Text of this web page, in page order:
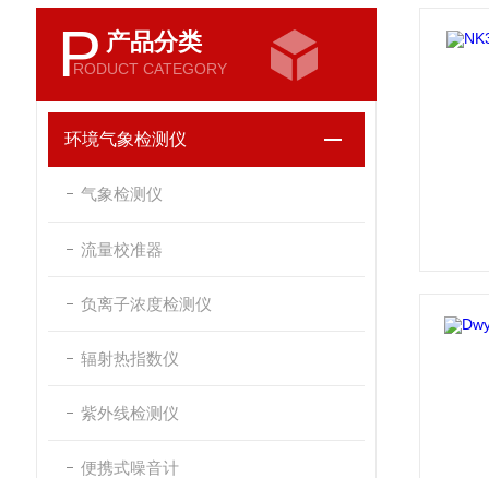
P 产品分类
RODUCT CATEGORY
环境气象检测仪
气象检测仪
流量校准器
负离子浓度检测仪
辐射热指数仪
紫外线检测仪
便携式噪音计